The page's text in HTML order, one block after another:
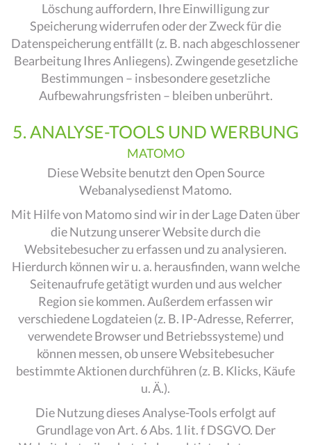
Löschung auffordern, Ihre Einwilligung zur
Speicherung widerrufen oder der Zweck für die
Datenspeicherung entfällt (z. B. nach abgeschlossener
Bearbeitung Ihres Anliegens). Zwingende gesetzliche
Bestimmungen – insbesondere gesetzliche
Aufbewahrungsfristen – bleiben unberührt.
5. ANALYSE-TOOLS UND WERBUNG
MATOMO
Diese Website benutzt den Open Source
Webanalysedienst Matomo.
Mit Hilfe von Matomo sind wir in der Lage Daten über
die Nutzung unserer Website durch die
Websitebesucher zu erfassen und zu analysieren.
Hierdurch können wir u. a. herausfinden, wann welche
Seitenaufrufe getätigt wurden und aus welcher
Region sie kommen. Außerdem erfassen wir
verschiedene Logdateien (z. B. IP-Adresse, Referrer,
verwendete Browser und Betriebssysteme) und
können messen, ob unsere Websitebesucher
bestimmte Aktionen durchführen (z. B. Klicks, Käufe
u. Ä.).
Die Nutzung dieses Analyse-Tools erfolgt auf
Grundlage von Art. 6 Abs. 1 lit. f DSGVO. Der